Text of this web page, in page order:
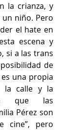
la crianza, y
niño. Pero
el hate en
escena y
si a las trans
de
una propia
la calle y la
que las
Pérez son
cine”, pero